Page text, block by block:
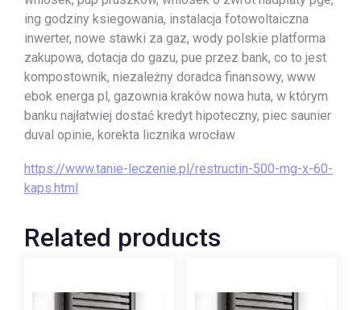
ing godziny ksiegowania, instalacja fotowoltaiczna
inwerter, nowe stawki za gaz, wody polskie platforma
zakupowa, dotacja do gazu, pue przez bank, co to jest
kompostownik, niezależny doradca finansowy, www
ebok energa pl, gazownia kraków nowa huta, w którym
banku najłatwiej dostać kredyt hipoteczny, piec saunier
duval opinie, korekta licznika wrocław
https://www.tanie-leczenie.pl/restructin-500-mg-x-60-
kaps.html
Related products